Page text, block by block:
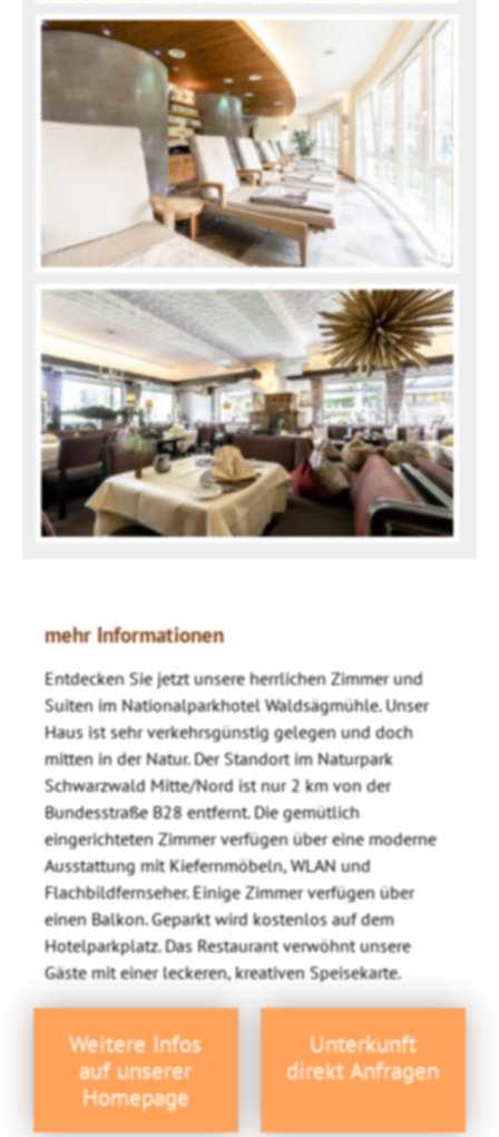
mehr Informationen
Entdecken Sie jetzt unsere herrlichen Zimmer und
Suiten im Nationalparkhotel Waldsägmühle. Unser
Haus ist sehr verkehrsgünstig gelegen und doch
mitten in der Natur. Der Standort im Naturpark
Schwarzwald Mitte/Nord ist nur 2 km von der
Bundesstraße B28 entfernt. Die gemütlich
eingerichteten Zimmer verfügen über eine moderne
Ausstattung mit Kiefernmöbeln, WLAN und
Flachbildfernseher. Einige Zimmer verfügen über
einen Balkon. Geparkt wird kostenlos auf dem
Hotelparkplatz. Das Restaurant verwöhnt unsere
Gäste mit einer leckeren, kreativen Speisekarte.
Weitere Infos
auf unserer
Homepage
Unterkunft
direkt Anfragen